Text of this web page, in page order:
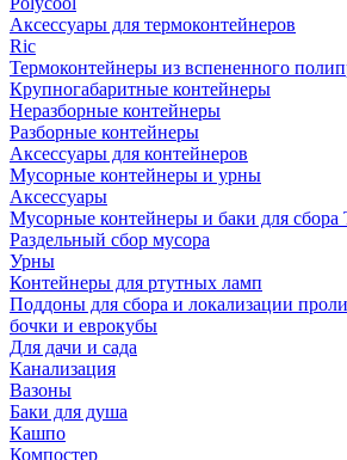
Аксессуары для термоконтейнеров
Ric
Термоконтейнеры из вспененного
Крупногабаритные контейнеры
Неразборные контейнеры
Разборные контейнеры
Аксессуары для контейнеров
Мусорные контейнеры и урны
Аксессуары
Мусорные контейнеры и баки для
Раздельный сбор мусора
Урны
Контейнеры для ртутных ламп
Поддоны для сбора и локализации
бочки и еврокубы
Для дачи и сада
Канализация
Вазоны
Баки для душа
Кашпо
Компостер